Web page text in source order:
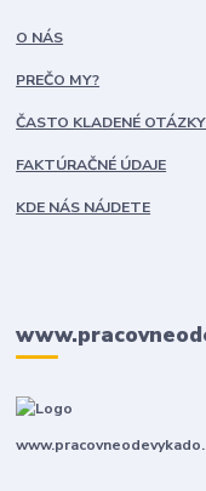
O NÁS
PREČO MY?
ČASTO KLADENÉ OTÁZKY
FAKTÚRAČNÉ ÚDAJE
KDE NÁS NÁJDETE